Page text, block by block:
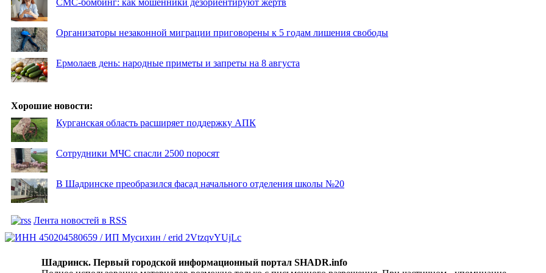
Организаторы незаконной миграции приговорены к 5 годам лишения свободы
Ермолаев день: народные приметы и запреты на 8 августа
Хорошие новости:
Курганская область расширяет поддержку АПК
Сотрудники МЧС спасли 2500 поросят
В Шадринске преобразился фасад начального отделения школы №20
Лента новостей в RSS
Шадринск. Первый городской информационный портал SHADR.info